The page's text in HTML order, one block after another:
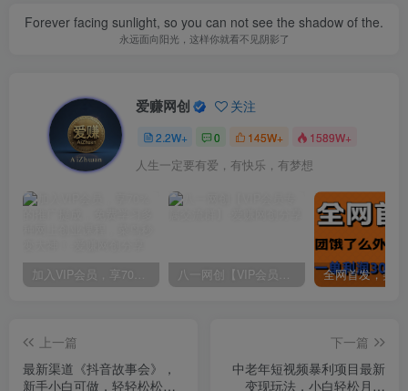
Forever facing sunlight, so you can not see the shadow of the.
永远面向阳光，这样你就看不见阴影了
爱赚网创 关注
2.2W+ 0 145W+ 1589W+
人生一定要有爱，有快乐，有梦想
加入VIP会员，享70%的推广提成，免费学习多种网上创业课程，菜鸟秒变大神！ 八一网创【VIP会员专属交流群】
上一篇
最新渠道《抖音故事会》，
新手小白可做，轻轻松松日
下一篇
中老年短视频暴利项目最新
变现玩法，小白轻松月入